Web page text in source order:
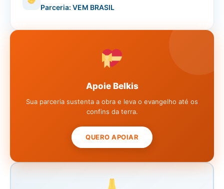
Parceria: VEM BRASIL
Apoie Belkis
Sua parceria sustenta a obra e leva o evangelho até os
confins da terra.
QUERO APOIAR